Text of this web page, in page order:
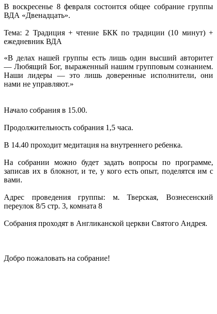
В воскресенье 8 февраля состоится общее собрание группы
ВДА «Двенадцать».
Тема: 2 Традиция + чтение БКК по традиции (10 минут) +
ежедневник ВДА
«В делах нашей группы есть лишь один высший авторитет
— Любящий Бог, выраженный нашим групповым сознанием.
Наши лидеры — это лишь доверенные исполнители, они
нами не управляют.»
Начало собрания в 15.00.
Продолжительность собрания 1,5 часа.
В 14.40 проходит медитация на внутреннего ребенка.
На собрании можно будет задать вопросы по программе,
записав их в блокнот, и те, у кого есть опыт, поделятся им с
вами.
Адрес проведения группы: м. Тверская, Вознесенский
переулок 8/5 стр. 3, комната 8
Собрания проходят в Англиканской церкви Святого Андрея.
Добро пожаловать на собрание!